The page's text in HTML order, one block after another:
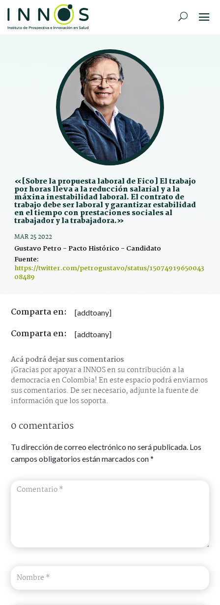
«[Sobre la propuesta laboral de Fico] El trabajo
por horas lleva a la reducción salarial y a la
máxina inestabilidad laboral. El contrato de
trabajo debe ser laboral y garantizar estabilidad
en el tiempo con prestaciones sociales al
trabajador y la trabajadora.»
MAR 25 2022
Gustavo Petro - Pacto Histórico - Candidato
Fuente:
https://twitter.com/petrogustavo/status/15074919650043
08489
Comparta en: [addtoany]
Comparta en: [addtoany]
Acá podrá dejar sus comentarios
¡Gracias por apoyar a INNOS en su contribución a la
democracia en Colombia! En este espacio podrá enviarnos
sus comentarios. De ser necesario, adjunte la fuente de
información que los soporta.
0 comentarios
Tu dirección de correo electrónico no será publicada. Los
campos obligatorios están marcados con*